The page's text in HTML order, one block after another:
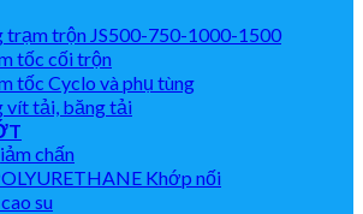
trạm trộn JS500-750-1000-1500
tốc cối trộn
tốc Cyclo và phụ tùng
vít tải, băng tải
chấn
Khớp nối
su